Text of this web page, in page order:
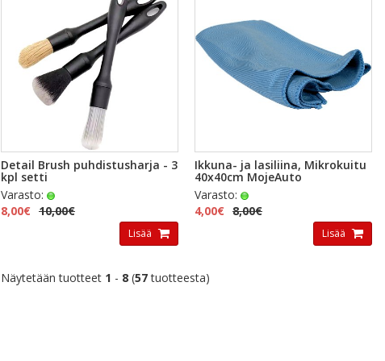
PIKAKATSELU
Detail Brush puhdistusharja - 3
kpl setti
Varasto:
8,00€ 10,00€
Lisää
PIKAKATSELU
Ikkuna- ja lasiliina, Mikrokuitu
40x40cm MojeAuto
Varasto:
4,00€ 8,00€
Lisää
Näytetään tuotteet 1 - 8 (57tuotteesta)